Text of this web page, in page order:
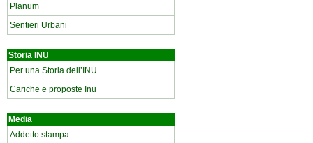
Planum
Sentieri Urbani
Storia INU
Per una Storia dell’INU
Cariche e proposte Inu
Media
Addetto stampa